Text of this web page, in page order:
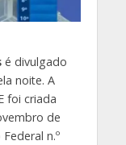
é divulgado
noite. A
foi criada
de
n.º